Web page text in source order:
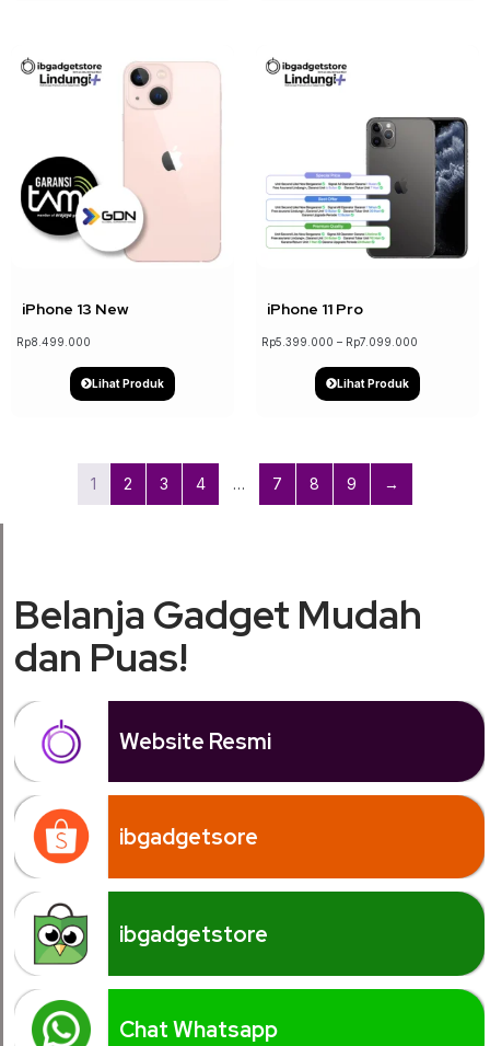
iPhone 13 New
Rp8.499.000
Lihat Produk
iPhone 11 Pro
Rp5.399.000 – Rp7.099.000
Lihat Produk
1 2 3 4 … 7 8 9 →
Belanja Gadget Mudah
dan Puas!
Website Resmi
ibgadgetsore
ibgadgetstore
Chat Whatsapp